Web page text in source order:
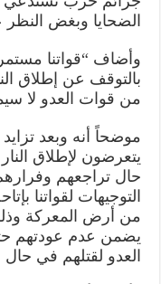
الضحايا وبغض
وأضاف “قواتنا
بالتوقف عن إطلاق
من قوات العدو لا
موضحاً أنه وبعد
يتعرضون لإطلاق
حال تراجعهم
التوجيهات لقواتنا
من أرض المعركة
يضمن عدم عودتهم
العدو لقتلهم في